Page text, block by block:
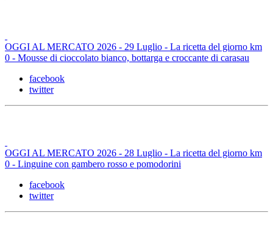
OGGI AL MERCATO 2026 - 29 Luglio - La ricetta del giorno km
0 - Mousse di cioccolato bianco, bottarga e croccante di carasau
facebook
twitter
OGGI AL MERCATO 2026 - 28 Luglio - La ricetta del giorno km
0 - Linguine con gambero rosso e pomodorini
facebook
twitter